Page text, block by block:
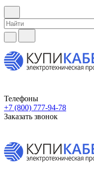
Телефоны
+7 (800) 777-94-78
Заказать звонок